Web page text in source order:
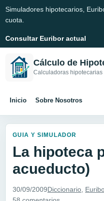
Simuladores hipotecarios,
cuota.
Consultar Euribor actual
Cálculo de
Calculadoras hipotecarias
Inicio Sobre Nosotros
GUIA Y SIMULADOR
La hipoteca
acueducto)
30/09/2009Diccionario